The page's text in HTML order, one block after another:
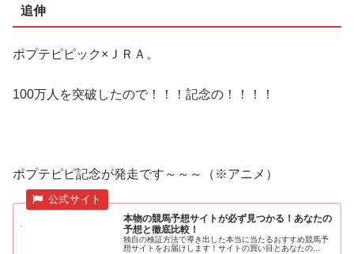
追伸
ポプテピピック×ＪＲＡ。
100万人を突破したので！！！記念の！！！！
ポプテピピ記念が発走です～～～（※アニメ）
本物の競馬予想サイトが必ず見つかる！あなたの
予想と徹底比較！
独自の検証方法で導き出した本当に当たるおすすめ競馬予
想サイトをお届けします！サイトの買い目とあなたの...